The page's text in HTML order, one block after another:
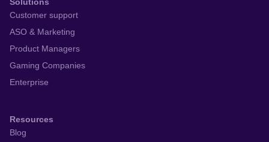
Solutions
Customer support
ASO & Marketing
Product Managers
Gaming Companies
Enterprise
Resources
Blog